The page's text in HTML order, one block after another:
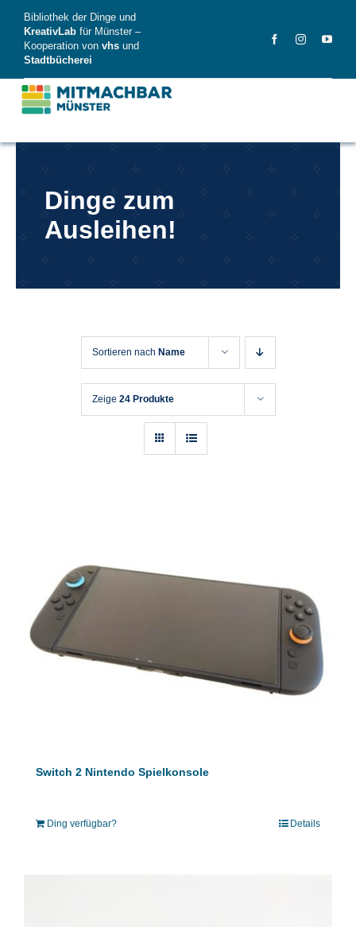
content
Bibliothek der Dinge und
KreativLab für Münster –
Kooperation von vhs und
Stadtbücherei
DingeDinge zum
Ausleihen!
Sortieren nach Name
Zeige 24 Produkte
Switch 2 Nintendo Spielkonsole
Ding verfügbar? Details